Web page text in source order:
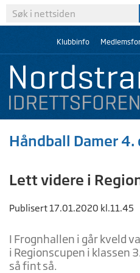
Klubbinfo
Håndball Damer
Lett videre i
Publisert 17.01.2020 kl.11.45
I Frognhallen i går kveld
i Regionscupen i klassen
så fint så.